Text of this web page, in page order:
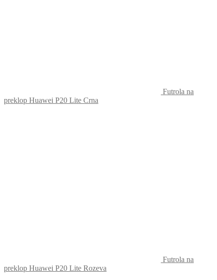
Futrola na
preklop Huawei P20 Lite Crna
Futrola na
preklop Huawei P20 Lite Rozeva